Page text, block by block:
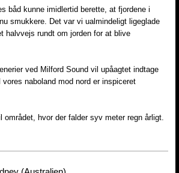
båd kunne imidlertid berette, at fjordene i
smukkere. Det var vi ualmindeligt ligeglade
halvvejs rundt om jorden for at blive
ved Milford Sound vil upåagtet indtage
naboland mod nord er inspiceret
området, hvor der falder syv meter regn årligt.